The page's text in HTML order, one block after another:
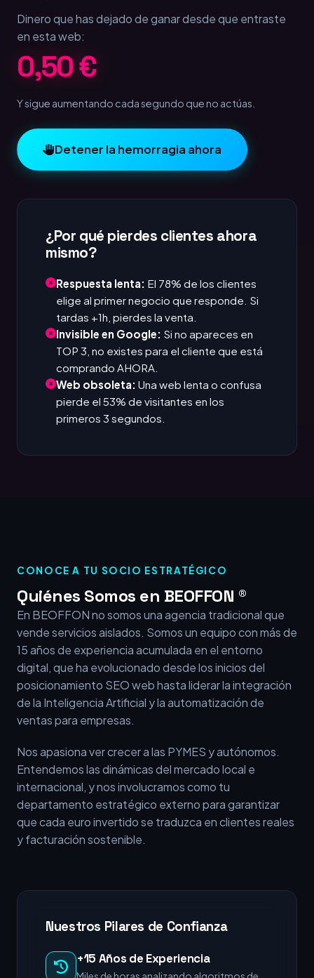
Dinero que has dejado de ganar desde que entraste
en esta web:
1,00 €
Y sigue aumentando cada segundo que no actúas.
Detener la hemorragia ahora
¿Por qué pierdes clientes ahora
mismo?
Respuesta lenta: El 78% de los clientes
elige al primer negocio que responde. Si
tardas +1h, pierdes la venta.
Invisible en Google: Si no apareces en
TOP 3, no existes para el cliente que está
comprando AHORA.
Web obsoleta: Una web lenta o confusa
pierde el 53% de visitantes en los
primeros 3 segundos.
CONOCE A TU SOCIO ESTRATÉGICO
Quiénes Somos en BEOFFON ®
En BEOFFON no somos una agencia tradicional que
vende servicios aislados. Somos un equipo con más de
15 años de experiencia acumulada en el entorno
digital, que ha evolucionado desde los inicios del
posicionamiento SEO web hasta liderar la integración
de la Inteligencia Artificial y la automatización de
ventas para empresas.
Nos apasiona ver crecer a las PYMES y autónomos.
Entendemos las dinámicas del mercado local e
internacional, y nos involucramos como tu
departamento estratégico externo para garantizar
que cada euro invertido se traduzca en clientes reales
y facturación sostenible.
Nuestros Pilares de Confianza
+15 Años de Experiencia